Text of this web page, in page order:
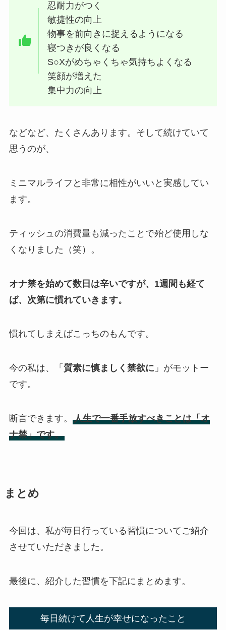
忍耐力がつく
敏捷性の向上
物事を前向きに捉えるようになる
寝つきが良くなる
S○Xがめちゃくちゃ気持ちよくなる
笑顔が増えた
集中力の向上
などなど、たくさんあります。そして続けていて
思うのが、
ミニマルライフと非常に相性がいいと実感してい
ます。
ティッシュの消費量も減ったことで殆ど使用しな
くなりました（笑）。
オナ禁を始めて数日は辛いですが、1週間も経て
ば、次第に慣れていきます。
慣れてしまえばこっちのもんです。
今の私は、「 質素に慎ましく禁欲に 」がモットー
です。
断言できます。 人生で一番手放すべきことは「オ
ナ禁」です。
まとめ
今回は、私が毎日行っている習慣についてご紹介
させていただきました。
最後に、紹介した習慣を下記にまとめます。
毎日続けて人生が幸せになったこと